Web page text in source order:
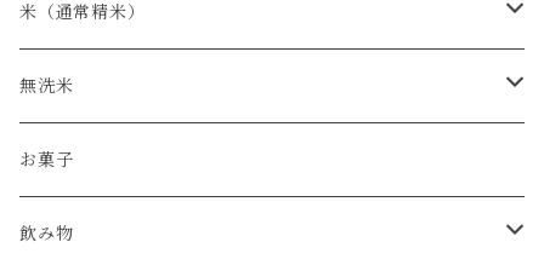
米（通常精米）
おぼろづき
ゆめぴりか
ふっくりんこ
無洗米
ゆめぴりか
ななつぼし
お菓子
飲み物